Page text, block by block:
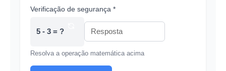
Verificação de segurança *
5 - 3 = ?
Resolva a operação matemática acima